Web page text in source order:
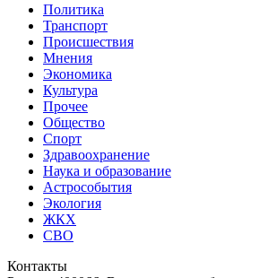
Политика
Транспорт
Происшествия
Мнения
Экономика
Культура
Прочее
Общество
Спорт
Здравоохранение
Наука и образование
Астрособытия
Экология
ЖКХ
СВО
Контакты